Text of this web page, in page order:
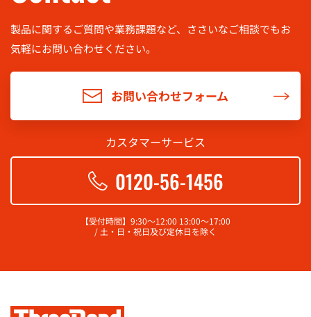
製品に関するご質問や業務課題など、ささいなご相談でもお
気軽にお問い合わせください。
お問い合わせフォーム
カスタマーサービス
0120-56-1456
【受付時間】9:30～12:00 13:00～17:00
/ 土・日・祝日及び定休日を除く